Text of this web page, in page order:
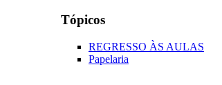
Tópicos
REGRESSO ÀS AULAS
Papelaria